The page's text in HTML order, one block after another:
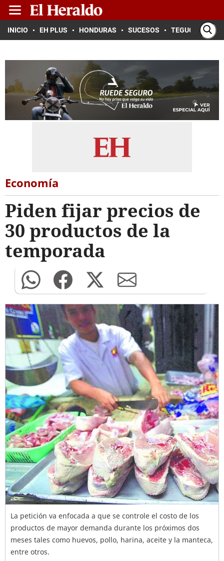
INICIO EH PLUS HONDURAS SUCESOS TEGUCIGALPA
Economía
Piden fijar precios de
30 productos de la
temporada
La petición va enfocada a que se controle el costo de los
productos de mayor demanda durante los próximos dos
meses tales como huevos, pollo, harina, aceite y la manteca,
entre otros.